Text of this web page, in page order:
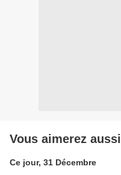
Vous aimerez aussi
Ce jour, 31 Décembre